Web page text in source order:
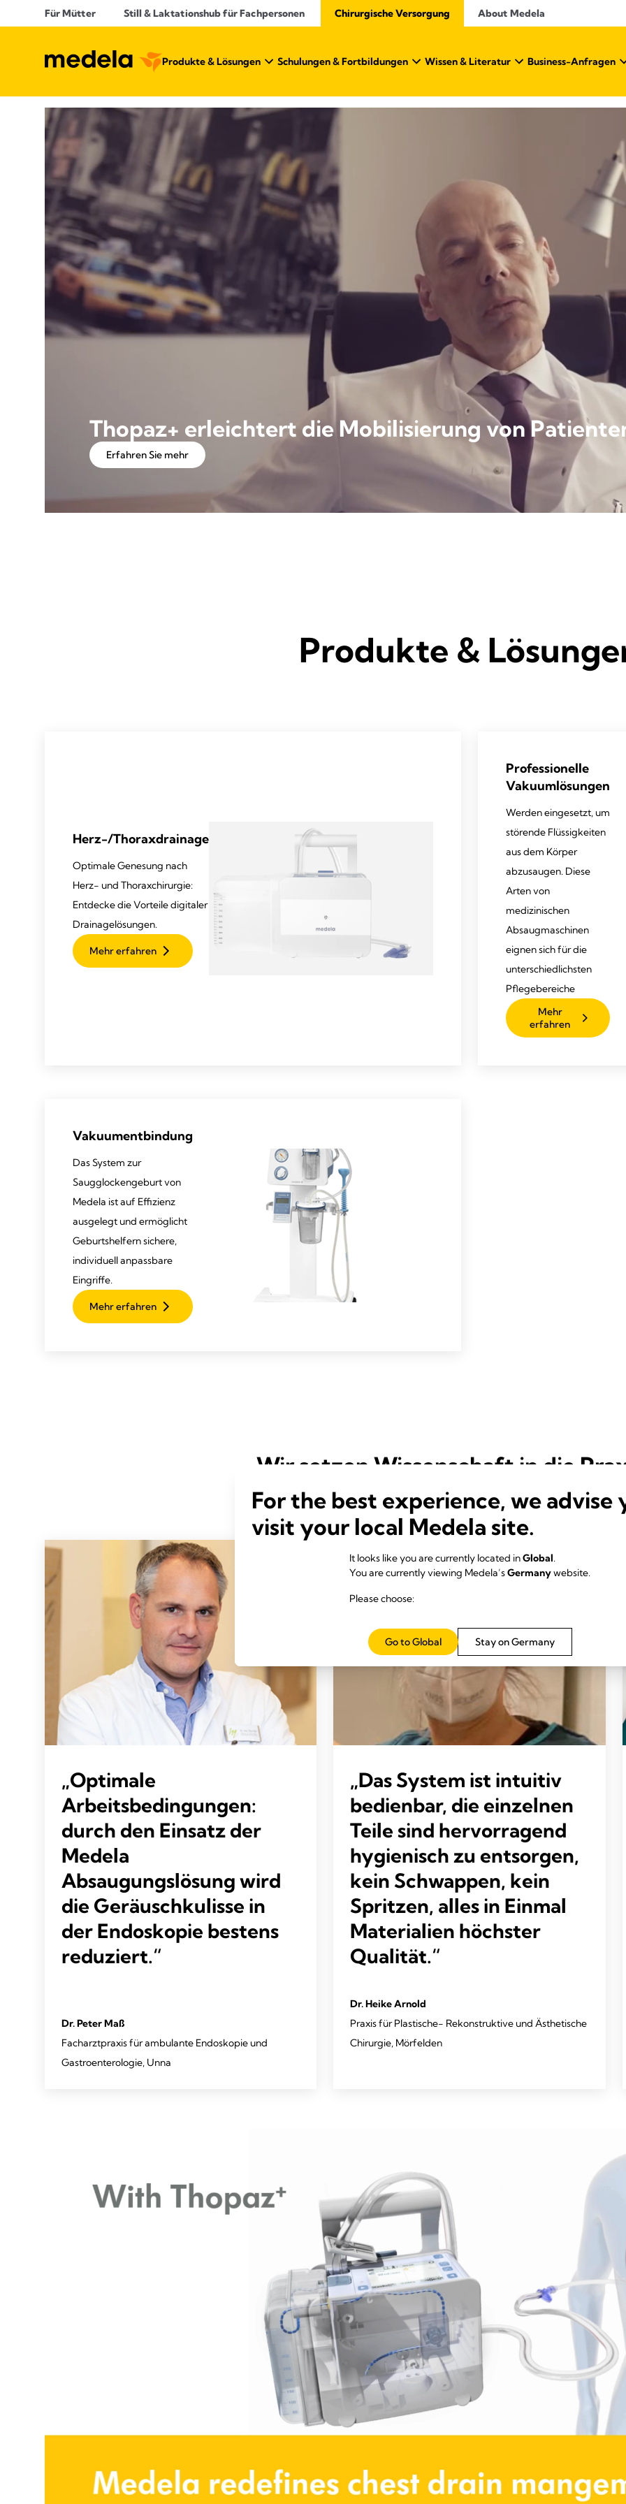
Für Mütter Still & Laktationshub für Fachpersonen Chirurgische Versorgung About Medela
Produkte & Lösungen​ Schulungen & Fortbildungen Wissen & Literatur​ Business-Anfragen
Thopaz+ erleichtert die Mobilisierung von
Erfahren Sie mehr
Produkte &
Herz-/Thoraxdrainage
Optimale Genesung nach
Herz- und Thoraxchirurgie:
Entdecke die Vorteile digitaler
Drainagelösungen.
Mehr erfahren
Professionelle
Vakuumlösungen
Werden eingesetzt, um
störende Flüssigkeiten
aus dem Körper
abzusaugen. Diese
Arten von
medizinischen
Absaugmaschinen
eignen sich für die
unterschiedlichsten
Pflegebereiche
Mehr
erfahren
Vakuumentbindung
Das System zur
Saugglockengeburt von
Medela ist auf Effizienz
ausgelegt und ermöglicht
Geburtshelfern sichere,
individuell anpassbare
Eingriffe.
Mehr erfahren
Wir setzen Wissenschaft in die
„Optimale
Arbeitsbedingungen:
durch den Einsatz der
Medela
Absaugungslösung wird
die Geräuschkulisse in
der Endoskopie bestens
reduziert.“
Dr. Peter Maß
Facharztpraxis für ambulante Endoskopie und
Gastroenterologie, Unna
„Das System ist intuitiv
bedienbar, die einzelnen
Teile sind hervorragend
hygienisch zu entsorgen,
kein Schwappen, kein
Spritzen, alles in Einmal
Materialien höchster
Qualität.“
Dr. Heike Arnold
Praxis für Plastische- Rekonstruktive und Ästhetische
Chirurgie, Mörfelden
For the best experience, we advise
visit your local Medela site.
It looks like you are currently located inGlobal.
You are currently viewing Medela’sGermanywebsite.
Please choose:
Stay on Germany
Go to Global